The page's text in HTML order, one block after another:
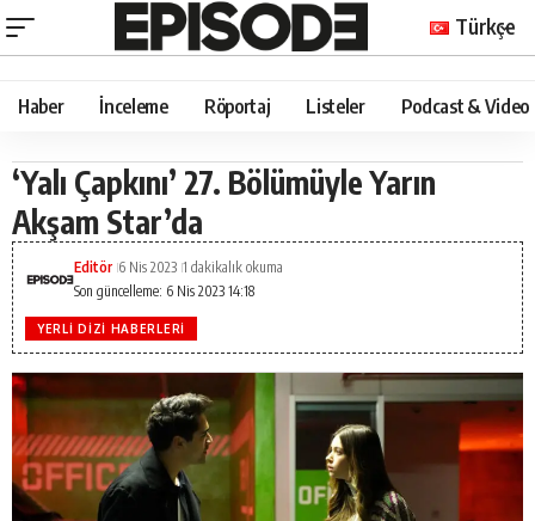
Türkçe
Haber İnceleme Röportaj Listeler Podcast & Video
‘Yalı Çapkını’ 27. Bölümüyle Yarın
Akşam Star’da
Son güncelleme: 6 Nis 2023 14:18
Editör 6 Nis 2023 1 dakikalık okuma
YERLI DIZI HABERLERI